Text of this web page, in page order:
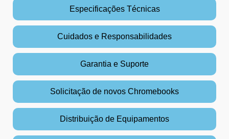
Especificações Técnicas
Cuidados e Responsabilidades
Garantia e Suporte
Solicitação de novos Chromebooks
Distribuição de Equipamentos